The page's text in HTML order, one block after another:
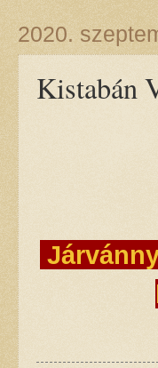
2020.
Kistabán